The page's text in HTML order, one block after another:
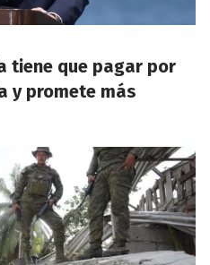
tiene que pagar por
y promete más